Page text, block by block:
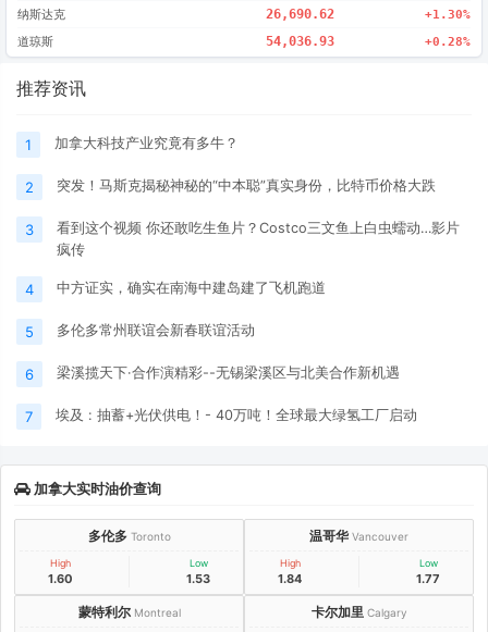
纳斯达克 26,690.62 +1.30%
道琼斯 54,036.93 +0.28%
推荐资讯
1 加拿大科技产业究竟有多牛？
2 突发！马斯克揭秘神秘的“中本聪”真实身份，比特币价格大跌
3
看到这个视频 你还敢吃生鱼片？Costco三文鱼上白虫蠕动…影片
疯传
4 中方证实，确实在南海中建岛建了飞机跑道
5 多伦多常州联谊会新春联谊活动
6 梁溪揽天下·合作演精彩--无锡梁溪区与北美合作新机遇
7 埃及 : 抽蓄+光伏供电！- 40万吨！全球最大绿氢工厂启动
加拿大实时油价查询
多伦多 Toronto
High
1.60
Low
1.53
温哥华 Vancouver
High
1.84
Low
1.77
蒙特利尔 Montreal 卡尔加里 Calgary